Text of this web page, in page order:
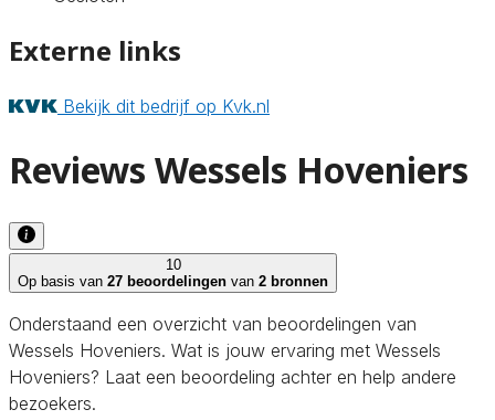
Externe links
Bekijk dit bedrijf op Kvk.nl
Reviews Wessels Hoveniers
10
Op basis van 27 beoordelingen van 2 bronnen
Onderstaand een overzicht van beoordelingen van
Wessels Hoveniers. Wat is jouw ervaring met Wessels
Hoveniers? Laat een beoordeling achter en help andere
bezoekers.